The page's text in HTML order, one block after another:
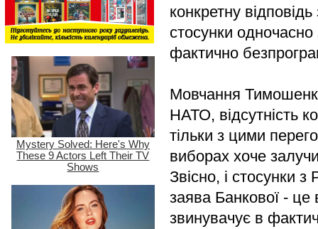
конкретну
стосунки
фактично
Мовчання
НАТО, відсутність
тільки з цими
виборах хоче
Звісно, і стосунки
заява Банкової -
звинувачує в